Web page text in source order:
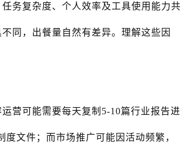
务复杂度、个人效率及工具使用能力共
同，出餐量自然有差异。理解这些因
营可能需要每天复制5-10篇行业报告进
文件；而市场推广可能因活动频繁，